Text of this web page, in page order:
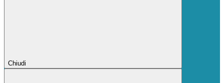
Chiudi